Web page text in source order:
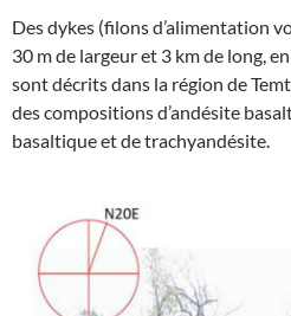
Des dykes (filons d’alimentation
30 m de largeur et 3 km de long,
sont décrits dans la région de
des compositions d’andésite
basaltique et de trachyandésite.